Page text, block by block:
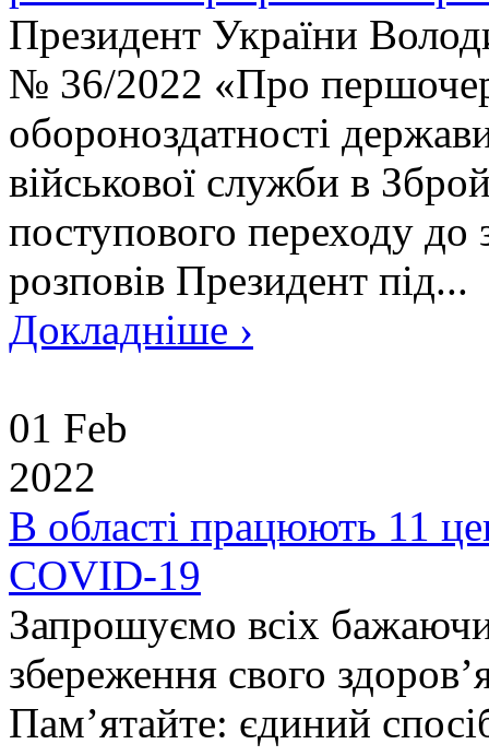
Президент України
№ 36/2022 «Про
обороноздатності
військової служби в
поступового переходу до
розповів Президент під...
Докладніше ›
01 Feb
2022
В області працюють 11
COVID-19
Запрошуємо всіх
збереження свого
Пам’ятайте: єдиний